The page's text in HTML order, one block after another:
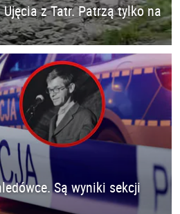
Ujęcia z Tatr. Patrzą tylko na
Są wyniki sekcji